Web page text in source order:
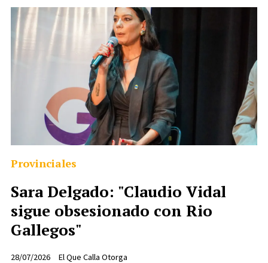
Sara Delgado: "Claudio Vidal
sigue obsesionado con Rio
Gallegos"
El Que Calla Otorga
Provinciales
28/07/2026